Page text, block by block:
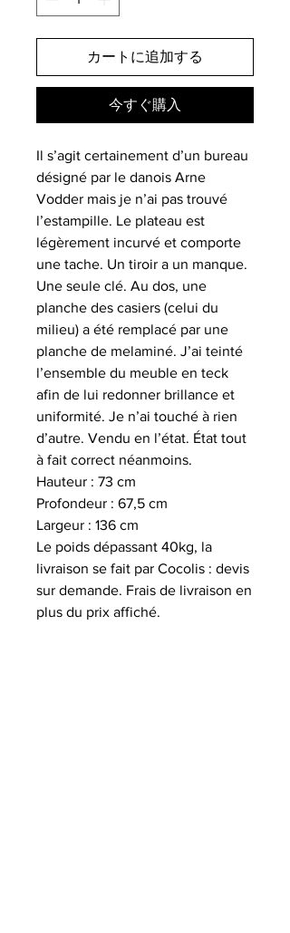
カートに追加する
今すぐ購入
Il s’agit certainement d’un bureau
désigné par le danois Arne
Vodder mais je n’ai pas trouvé
l’estampille. Le plateau est
légèrement incurvé et comporte
une tache. Un tiroir a un manque.
Une seule clé. Au dos, une
planche des casiers (celui du
milieu) a été remplacé par une
planche de melaminé. J’ai teinté
l’ensemble du meuble en teck
afin de lui redonner brillance et
uniformité. Je n’ai touché à rien
d’autre. Vendu en l’état. État tout
à fait correct néanmoins.
Hauteur : 73 cm
Profondeur : 67,5 cm
Largeur : 136 cm
Le poids dépassant 40kg, la
livraison se fait par Cocolis : devis
sur demande. Frais de livraison en
plus du prix affiché.